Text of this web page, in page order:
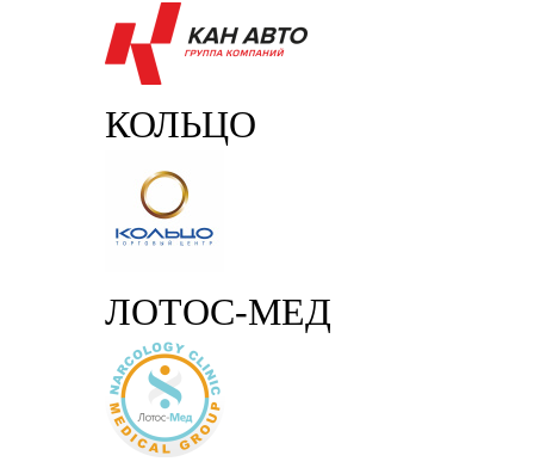
КОЛЬЦО
ЛОТОС-МЕД